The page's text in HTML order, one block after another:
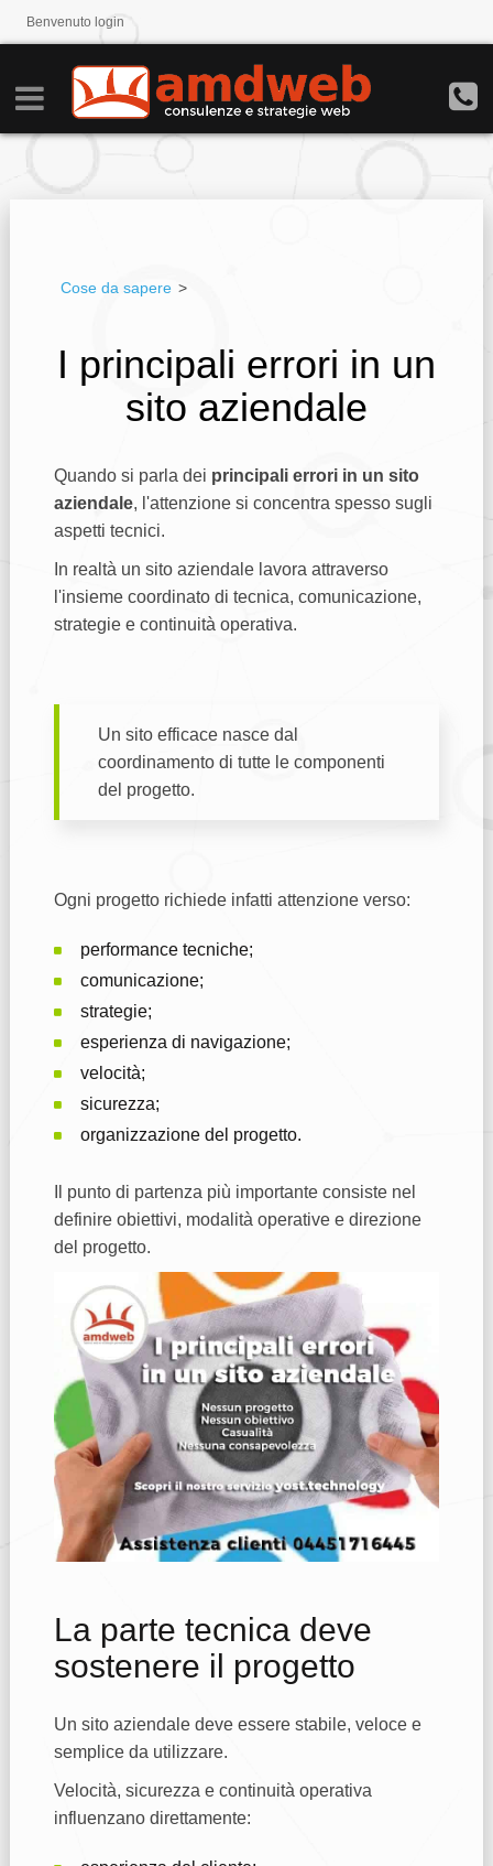
Benvenuto login
Cose da sapere >
I principali errori in un
sito aziendale
Quando si parla dei principali errori in un sito
aziendale, l'attenzione si concentra spesso sugli
aspetti tecnici.
In realtà un sito aziendale lavora attraverso
l'insieme coordinato di tecnica, comunicazione,
strategie e continuità operativa.
Un sito efficace nasce dal
coordinamento di tutte le componenti
del progetto.
Ogni progetto richiede infatti attenzione verso:
performance tecniche;
comunicazione;
strategie;
esperienza di navigazione;
velocità;
sicurezza;
organizzazione del progetto.
Il punto di partenza più importante consiste nel
definire obiettivi, modalità operative e direzione
del progetto.
La parte tecnica deve
sostenere il progetto
Un sito aziendale deve essere stabile, veloce e
semplice da utilizzare.
Velocità, sicurezza e continuità operativa
influenzano direttamente: